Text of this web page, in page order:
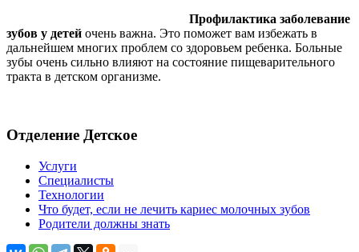
Профилактика заболевание
зубов у детей очень важна. Это поможет вам избежать в
дальнейшем многих проблем со здоровьем ребенка. Больные
зубы очень сильно влияют на состояние пищеварительного
тракта в детском организме.
Отделение Детское
Услуги
Специалисты
Технологии
Что будет, если не лечить кариес молочных зубов
Родители должны знать